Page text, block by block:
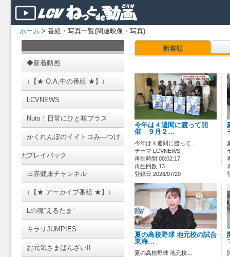
ホーム > 番組・写真一覧(関連映像・写真)
◆新着動画
↓【★ O.A.中の番組 ★】↓
LCVNEWS
Nuts！日常にひと味プラス
かくれんぼのイイトコみ―つけ
たプレイバック
日赤健康チャンネル
↓【★ アーカイブ番組 ★】↓
Lの魂”えるたま”
キラリJUMPIES
お元気さまばんざい!!
新着順
今年は４週間に渡って開
催 ９月２…
今年は４週間に渡って…
テーマ LCVNEWS
再生時間 00:02:17
再生回数 13
登録日 2026/07/20
夏の高校野球 地元校の試合
東海…
夏の高校野球 地元校…